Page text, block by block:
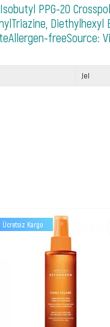
PPG-20
freeSource:
Jel
Ücretsiz Kargo